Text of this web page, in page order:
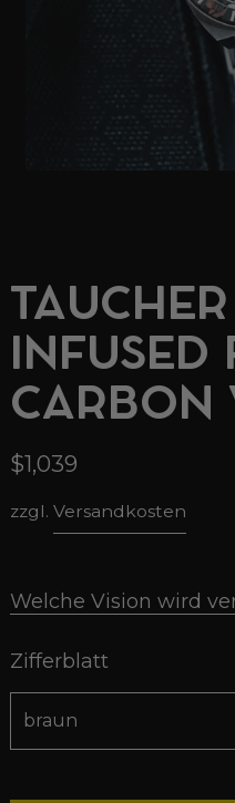
INFUSED
CARBON
$1,039
zzgl. Versandkosten
Welche Vision wird
Zifferblatt